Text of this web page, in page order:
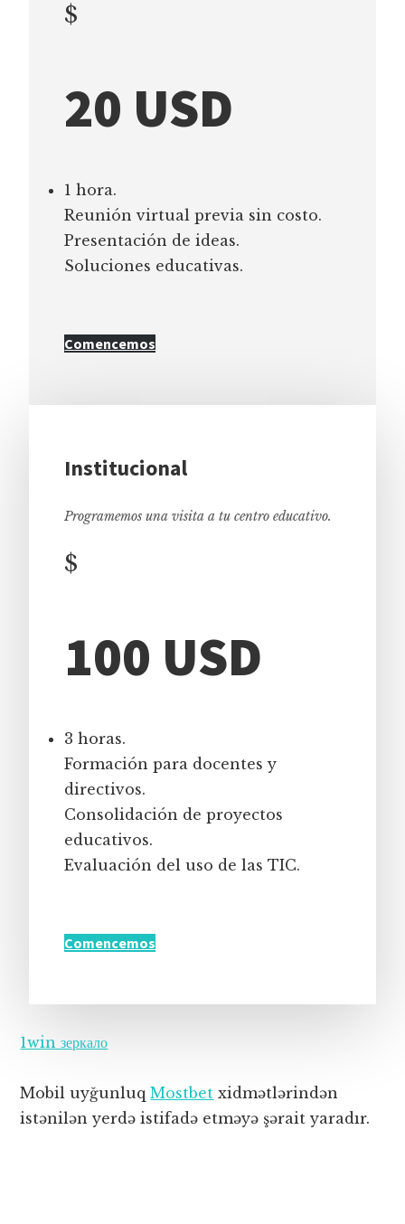
$
20 USD
1 hora.
Reunión virtual previa sin costo.
Presentación de ideas.
Soluciones educativas.
Comencemos
Institucional
Programemos una visita a tu centro educativo.
$
100 USD
3 horas.
Formación para docentes y
directivos.
Consolidación de proyectos
educativos.
Evaluación del uso de las TIC.
Comencemos
1win зеркало
Mobil uyğunluqMostbet xidmətlərindən
istənilən yerdə istifadə etməyə şərait yaradır.